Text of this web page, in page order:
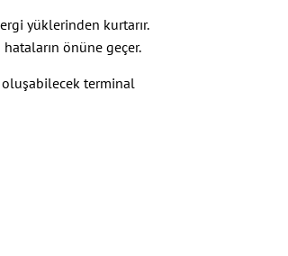
yüklerinden kurtarır.
önüne geçer.
terminal